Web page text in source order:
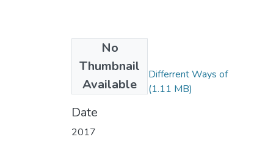
No
Thumbnail
Available
Bedros Torosian, "Differrent Ways of
Interpreting...".pdf
(1.11 MB)
Date
2017